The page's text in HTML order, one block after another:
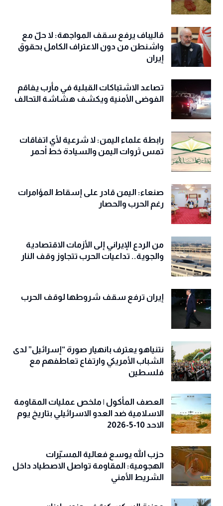
قاليباف يرفع سقف المواجهة: لا حلّ مع
واشنطن من دون الاعتراف الكامل بحقوق
إيران
تصاعد الاشتباكات القبلية في مأرب يفاقم
الفوضى الأمنية ويكشف هشاشة التحالف
رابطة علماء اليمن: لا شرعية لأي اتفاقات
تمس ثروات اليمن والسيادة خط أحمر
صنعاء: اليمن قادر على إسقاط المؤامرات
رغم الحرب والحصار
من الردع الإيراني إلى الأزمات الاقتصادية
والجوية.. تداعيات الحرب تتجاوز وقف النار
إيران ترفع سقف شروطها لوقف الحرب
نتنياهو يعترف بانهيار صورة “إسرائيل” لدى
الشباب الأمريكي وارتفاع تعاطفهم مع
فلسطين
العصف المأكول | ملخص عمليات المقاومة
الاسلامية ضد العدو الاسرائيلي بتاريخ يوم
الاحد 10-5-2026
حزب الله يوسع فعالية المسيّرات
الهجومية: المقاومة تواصل الاصطياد داخل
الشريط الأمني